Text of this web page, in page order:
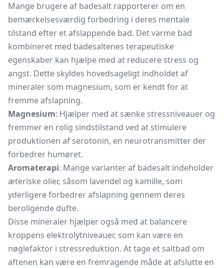
Mange brugere af badesalt rapporterer om en
bemærkelsesværdig forbedring i deres mentale
tilstand efter et afslappende bad. Det varme bad
kombineret med badesaltenes terapeutiske
egenskaber kan hjælpe med at reducere stress og
angst. Dette skyldes hovedsageligt indholdet af
mineraler som magnesium, som er kendt for at
fremme afslapning.
Magnesium: Hjælper med at sænke stressniveauer og
fremmer en rolig sindstilstand ved at stimulere
produktionen af serotonin, en neurotransmitter der
forbedrer humøret.
Aromaterapi: Mange varianter af badesalt indeholder
æteriske olier, såsom lavendel og kamille, som
yderligere forbedrer afslapning gennem deres
beroligende dufte.
Disse mineraler hjælper også med at balancere
kroppens elektrolytniveauer, som kan være en
nøglefaktor i stressreduktion. At tage et saltbad om
aftenen kan være en fremragende måde at afslutte en